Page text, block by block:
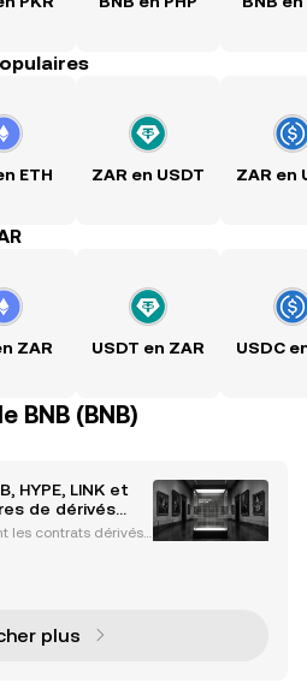
ETH ZAR en USDT ZAR en
ZAR USDT en ZAR USDC
BNB (BNB)
HYPE, LINK et
de dérivés
en ligne
les contrats dérivés
les 30 pays de l'E
plus